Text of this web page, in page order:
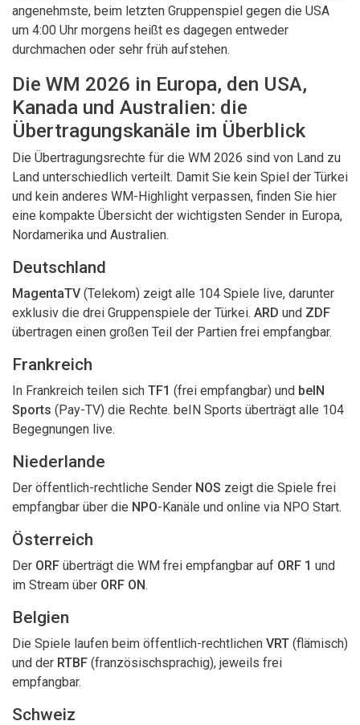
angenehmste, beim letzten Gruppenspiel gegen die USA
um 4:00 Uhr morgens heißt es dagegen entweder
durchmachen oder sehr früh aufstehen.
Die WM 2026 in Europa, den USA,
Kanada und Australien: die
Übertragungskanäle im Überblick
Die Übertragungsrechte für die WM 2026 sind von Land zu
Land unterschiedlich verteilt. Damit Sie kein Spiel der Türkei
und kein anderes WM-Highlight verpassen, finden Sie hier
eine kompakte Übersicht der wichtigsten Sender in Europa,
Nordamerika und Australien.
Deutschland
MagentaTV (Telekom) zeigt alle 104 Spiele live, darunter
exklusiv die drei Gruppenspiele der Türkei. ARD und ZDF
übertragen einen großen Teil der Partien frei empfangbar.
Frankreich
In Frankreich teilen sich TF1 (frei empfangbar) und beIN
Sports (Pay-TV) die Rechte. beIN Sports überträgt alle 104
Begegnungen live.
Niederlande
Der öffentlich-rechtliche Sender NOS zeigt die Spiele frei
empfangbar über die NPO-Kanäle und online via NPO Start.
Österreich
Der ORF überträgt die WM frei empfangbar auf ORF 1 und
im Stream über ORF ON.
Belgien
Die Spiele laufen beim öffentlich-rechtlichen VRT (flämisch)
und der RTBF (französischsprachig), jeweils frei
empfangbar.
Schweiz